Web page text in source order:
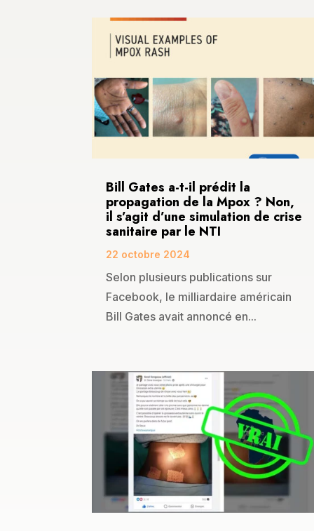
Bill Gates a-t-il prédit la
propagation de la Mpox ? Non,
il s’agit d’une simulation de crise
sanitaire par le NTI
22 octobre 2024
Selon plusieurs publications sur
Facebook, le milliardaire américain
Bill Gates avait annoncé en...